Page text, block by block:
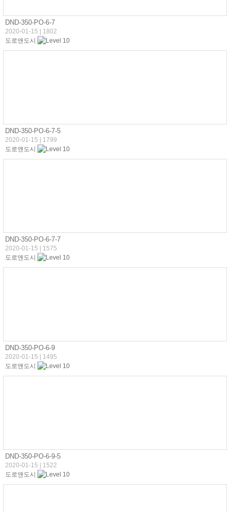
DND-350-PO-6-7
2020-01-15
1802
도로앤도시
DND-350-PO-6-7-5
2020-01-15
1799
도로앤도시
DND-350-PO-6-7-7
2020-01-15
1575
도로앤도시
DND-350-PO-6-9
2020-01-15
1495
도로앤도시
DND-350-PO-6-9-5
2020-01-15
1522
도로앤도시